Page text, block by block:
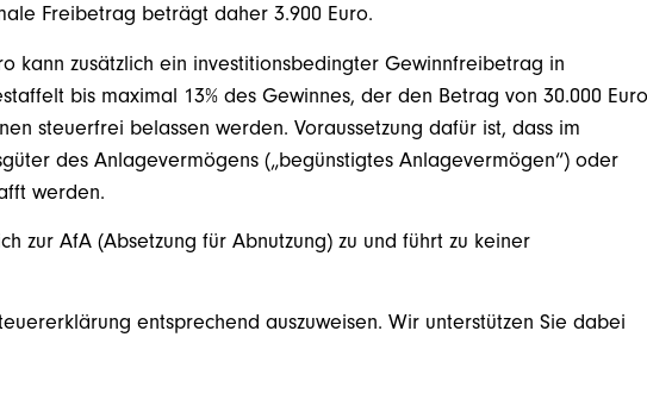
Freibetrag beträgt daher 3.900 Euro.
kann zusätzlich ein investitionsbedingter Gewinnfreibetrag in
bis maximal 13% des Gewinnes, der den Betrag von 30.000 Euro
steuerfrei belassen werden. Voraussetzung dafür ist, dass im
des Anlagevermögens („begünstigtes Anlagevermögen“) oder
werden.
zur AfA (Absetzung für Abnutzung) zu und führt zu keiner
entsprechend auszuweisen. Wir unterstützen Sie dabei